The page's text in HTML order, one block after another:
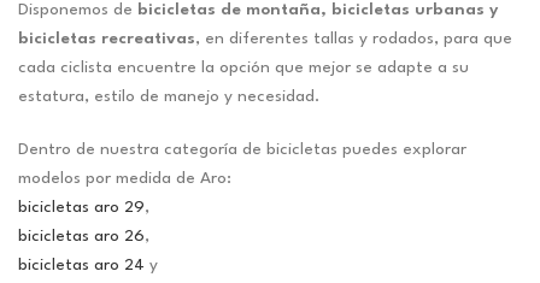
Disponemos de bicicletas de montaña, bicicletas urbanas y
bicicletas recreativas, en diferentes tallas y rodados, para que
cada ciclista encuentre la opción que mejor se adapte a su
estatura, estilo de manejo y necesidad.
Dentro de nuestra categoría de bicicletas puedes explorar
modelos por medida de Aro:
bicicletas aro 29,
bicicletas aro 26,
bicicletas aro 24 y